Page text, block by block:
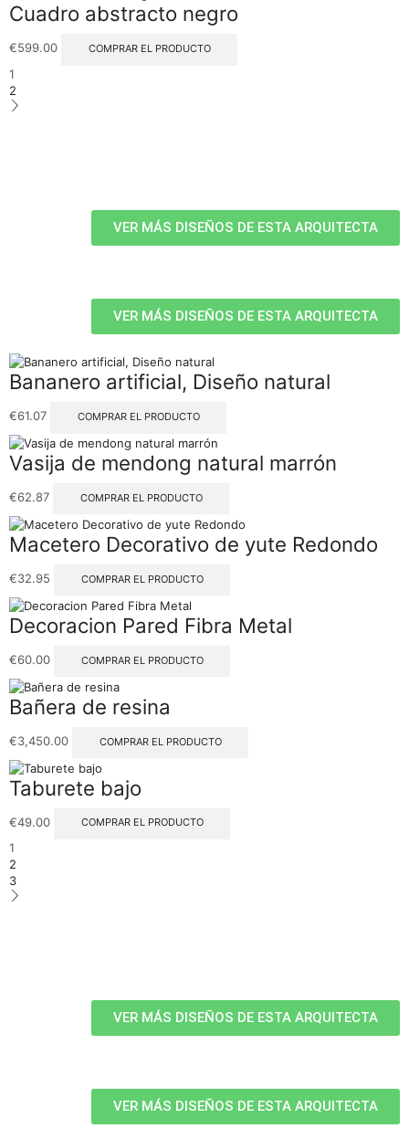
Cuadro abstracto negro
€599.00 COMPRAR EL PRODUCTO
1
2
VER MÁS DISEÑOS DE ESTA ARQUITECTA
VER MÁS DISEÑOS DE ESTA ARQUITECTA
Bananero artificial, Diseño natural
€61.07 COMPRAR EL PRODUCTO
Vasija de mendong natural marrón
€62.87 COMPRAR EL PRODUCTO
Macetero Decorativo de yute Redondo
€32.95 COMPRAR EL PRODUCTO
Decoracion Pared Fibra Metal
€60.00 COMPRAR EL PRODUCTO
Bañera de resina
€3,450.00 COMPRAR EL PRODUCTO
Taburete bajo
€49.00 COMPRAR EL PRODUCTO
1
2
3
VER MÁS DISEÑOS DE ESTA ARQUITECTA
VER MÁS DISEÑOS DE ESTA ARQUITECTA